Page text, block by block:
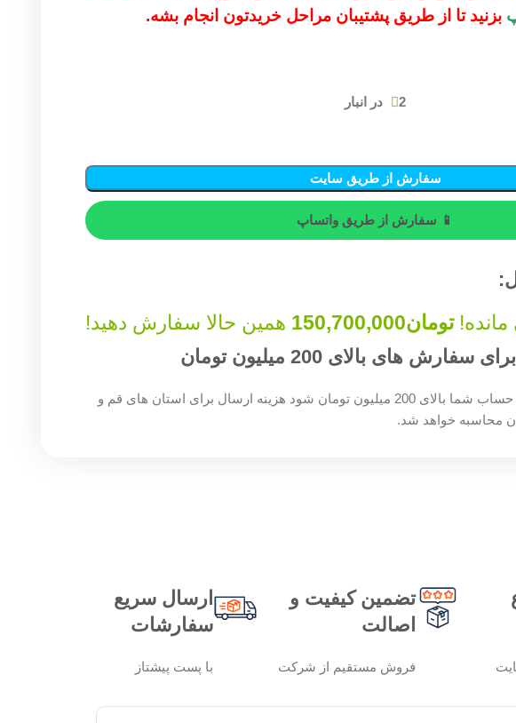
بزنید تا از طریق پشتیبان مراحل خریدتون انجام بشه.
2 در انبار
سفارش از طریق سایت
📱 سفارش از طریق واتساپ
تومان150,700,000 همین حالا سفارش دهید!
های بالای 200 میلیون تومان
چنان چه جمع صورت حساب شما بالای 200 میلیون تومان شود هزینه ارسال برای استان های قم و
محاسبه خواهد شد.
تضمین کیفیت و
اصالت
فروش مستقیم از شرکت
ارسال سریع
سفارشات
با پست پیشتاز